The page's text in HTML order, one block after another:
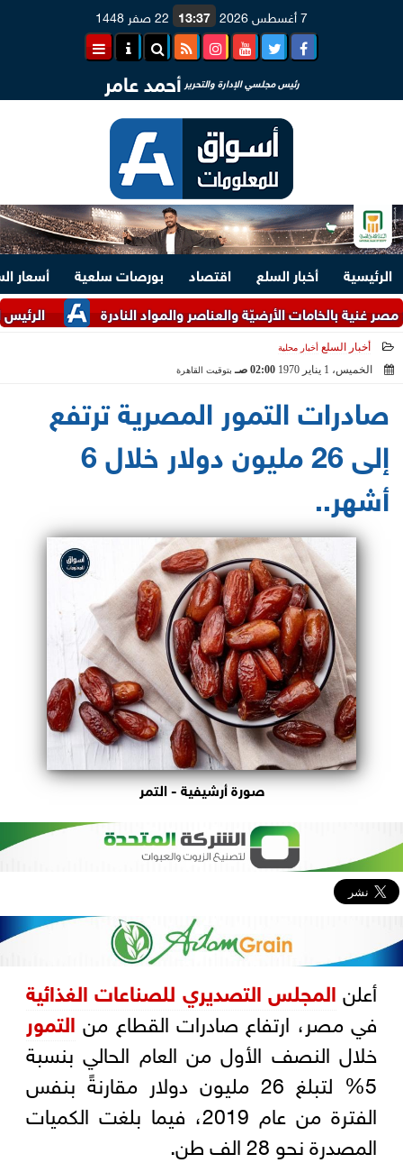
7 أغسطس 2026 13:37 22 صفر 1448
رئيس مجلسي الإدارة والتحرير أحمد عامر
الرئيسية أخبار السلع اقتصاد بورصات سلعية
أسعار
الرئيس السيسي
بالخامات الأرضيّة والعناصر والمواد النادرة
أخبار السلع أخبار محلية
الخميس، 1 يناير 1970 02:00 صـ بتوقيت القاهرة
صادرات التمور المصرية ترتفع
إلى 26 مليون دولار خلال 6
أشهر..
صورة أرشيفية - التمر
أعلنالمجلس التصديري للصناعات الغذائية
في مصر، ارتفاع صادرات القطاع من التمور
خلال النصف الأول من العام الحالي بنسبة
5% لتبلغ 26 مليون دولار مقارنةً بنفس
الفترة من عام 2019، فيما بلغت الكميات
المصدرة نحو 28 الف طن.